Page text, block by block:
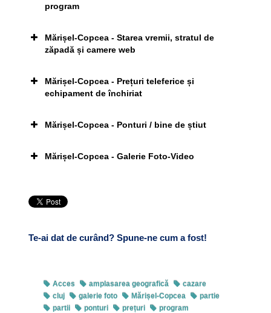
Click pe imagine pentru afișarea ei în întregime
Click pe imagine pentru afișarea ei în întregime
Pârtia Veche
Mărișel
facebook.com/PartiileMarisel
program
Click pe imagine pentru afișarea ei în întregime
Pârtia Albastră
Mărișel-Copcea - Starea vremii, stratul de
zăpadă și camere web
Mărișel-Copcea - Prețuri teleferice și
echipament de închiriat
Mărișel-Copcea - Ponturi / bine de știut
www.teleschi.ro
Mărișel-Copcea - Galerie Foto-Video
Click pe imagine pentru afișarea ei în întregime
Te-ai dat de curând? Spune-ne cum a fost!
Acces amplasarea geografică
cazare
cluj
galerie foto Mărișel-Copcea
partie
partii
ponturi prețuri
program